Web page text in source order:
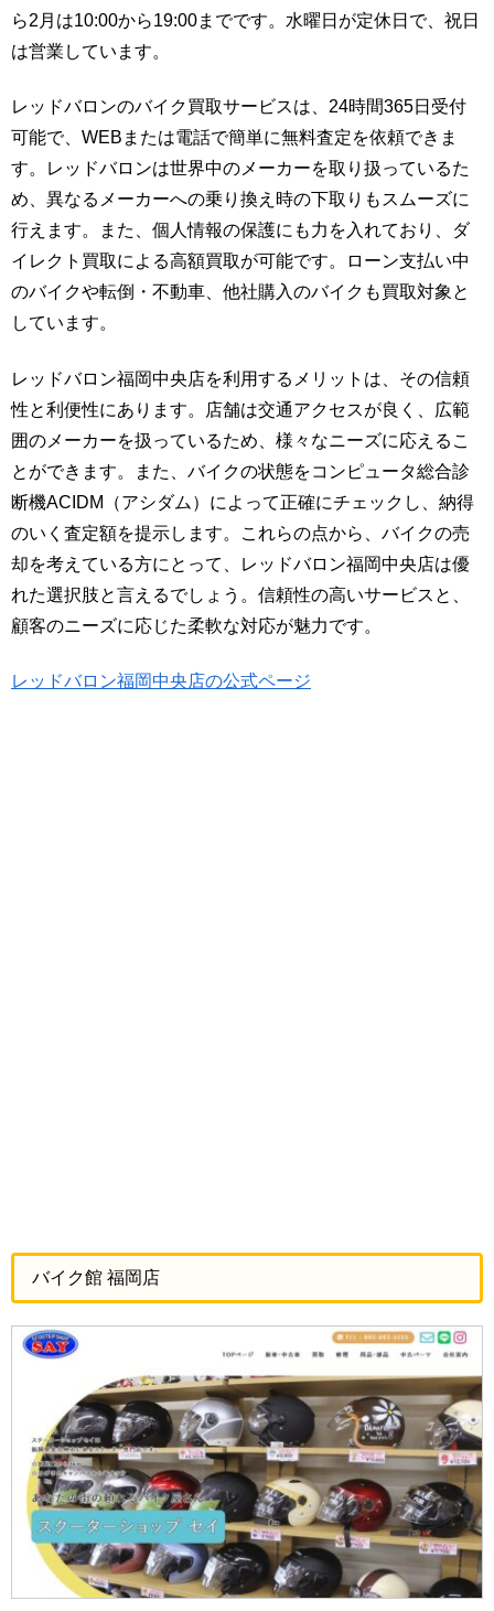
ら2月は10:00から19:00までです。水曜日が定休日で、祝日
は営業しています。
レッドバロンのバイク買取サービスは、24時間365日受付
可能で、WEBまたは電話で簡単に無料査定を依頼できま
す。レッドバロンは世界中のメーカーを取り扱っているた
め、異なるメーカーへの乗り換え時の下取りもスムーズに
行えます。また、個人情報の保護にも力を入れており、ダ
イレクト買取による高額買取が可能です。ローン支払い中
のバイクや転倒・不動車、他社購入のバイクも買取対象と
しています。
レッドバロン福岡中央店を利用するメリットは、その信頼
性と利便性にあります。店舗は交通アクセスが良く、広範
囲のメーカーを扱っているため、様々なニーズに応えるこ
とができます。また、バイクの状態をコンピュータ総合診
断機ACIDM（アシダム）によって正確にチェックし、納得
のいく査定額を提示します。これらの点から、バイクの売
却を考えている方にとって、レッドバロン福岡中央店は優
れた選択肢と言えるでしょう。信頼性の高いサービスと、
顧客のニーズに応じた柔軟な対応が魅力です。
レッドバロン福岡中央店の公式ページ
バイク館 福岡店